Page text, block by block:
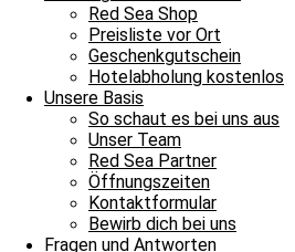
Red Sea Shop
Preisliste vor Ort
Geschenkgutschein
Hotelabholung kostenlos
Unsere Basis
So schaut es bei uns aus
Unser Team
Red Sea Partner
Öffnungszeiten
Kontaktformular
Bewirb dich bei uns
Fragen und Antworten
Mit der Bahlul früh am
Bitte einmal aktualisieren, um den
Weiterlesen »
5. Juni 2026Keine Kommentare
Tägliche Tauchausfahrten
Bestes Wetter lud zum